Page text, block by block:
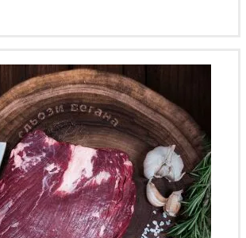
можно
на
странице
товара.